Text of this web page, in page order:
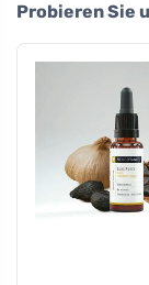
Probieren Sie